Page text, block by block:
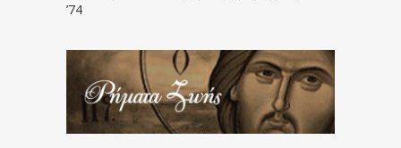
’74